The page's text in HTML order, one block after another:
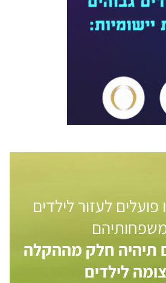
פועלים לעזור לילדים
תיהיה חלק מההקלה
לילדים